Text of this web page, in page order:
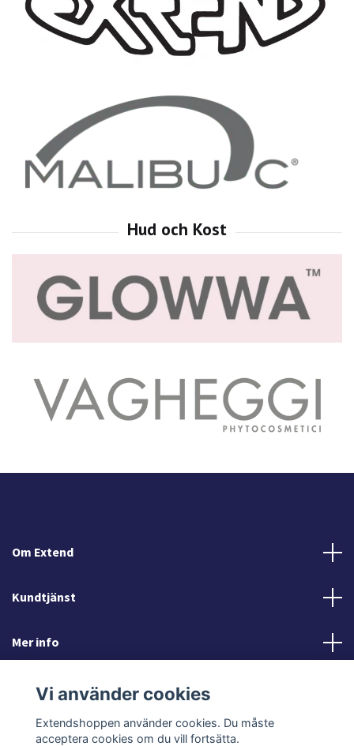
Om Extend
Kundtjänst
Mer info
Sociala medier
Vi använder cookies
Extendshoppen använder cookies. Du måste
acceptera cookies om du vill fortsätta.